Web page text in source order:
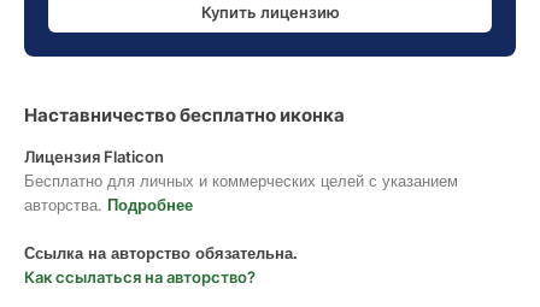
Купить лицензию
Наставничество бесплатно иконка
Лицензия Flaticon
Бесплатно для личных и коммерческих целей с указанием
авторства. Подробнее
Ссылка на авторство обязательна.
Как ссылаться на авторство?